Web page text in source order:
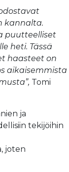
kannalta.
puutteelliset
heti. Tässä
haasteet on
aikaisemmista
Tomi
ja
tekijöihin
joten